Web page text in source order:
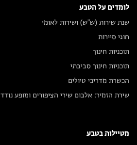
לומדים על הטבע
שנת שירות (ש"ש) ושירות לאומי
חוגי סיירות
תוכניות חינוך
תוכניות חינוך סביבתי
הכשרת מדריכי טיולים
שירת הזמיר: אלבום שירי הציפורים ומופע נודד
מטיילות בטבע